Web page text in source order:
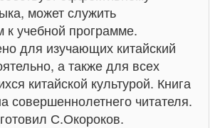
может служить
учебной программе.
для изучающих китайский
а также для всех
китайской культурой. Книга
совершеннолетнего читателя.
С.Окороков.